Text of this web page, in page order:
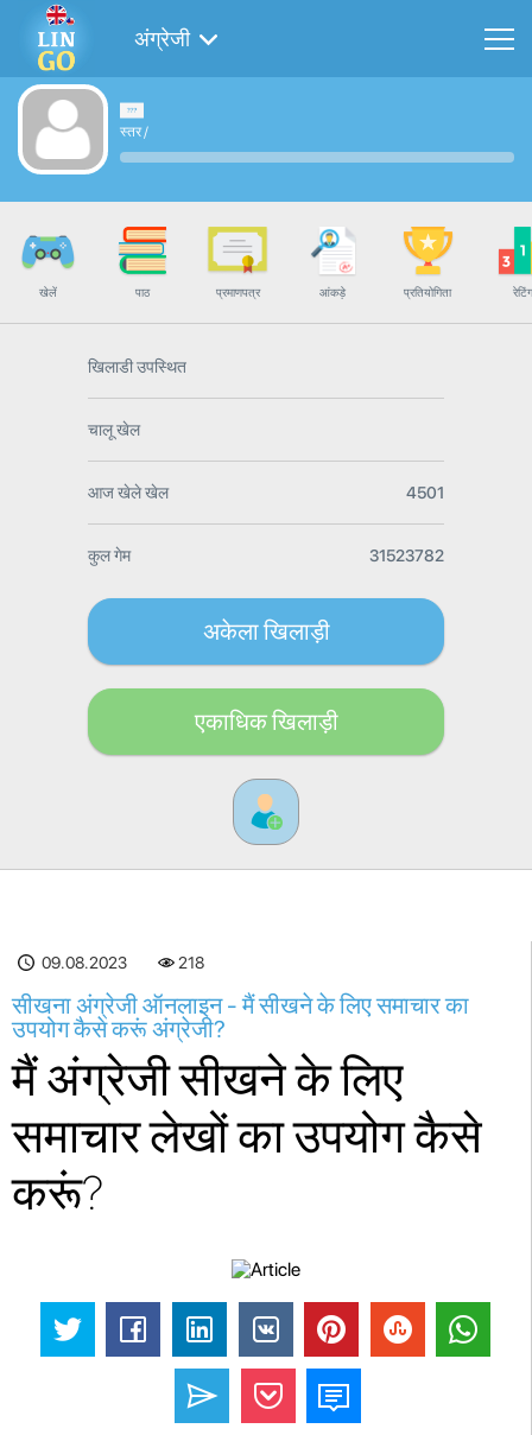
अंग्रेजी
स्तर/
खेलें पाठ प्रमाणपत्र आंकड़े प्रतियोगिता रेटिंग
खिलाडी उपस्थित
चालू खेल
आज खेले खेल 4501
कुल गेम 31523782
अकेला खिलाड़ी
एकाधिक खिलाड़ी
09.08.2023 218
सीखना अंग्रेजी ऑनलाइन - मैं सीखने के लिए समाचार का
उपयोग कैसे करूं अंग्रेजी?
मैं अंग्रेजी सीखने के लिए
समाचार लेखों का उपयोग कैसे
करूं?